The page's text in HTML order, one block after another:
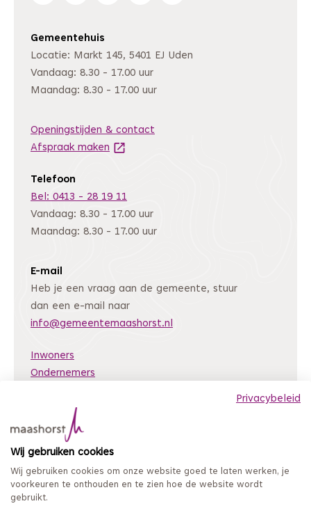
Privacybeleid
Wij gebruiken cookies
Wij gebruiken cookies om onze website goed te laten werken, je
voorkeuren te onthouden en te zien hoe de website wordt
gebruikt.
Gemeentehuis
Locatie: Markt 145, 5401 EJ Uden
Vandaag: 8.30 - 17.00 uur
Maandag: 8.30 - 17.00 uur
Openingstijden & contact
Afspraak maken (Deze link gaat naar een andere
Telefoon
Bel: 0413 - 28 19 11
Vandaag: 8.30 - 17.00 uur
Maandag: 8.30 - 17.00 uur
E-mail
Heb je een vraag aan de gemeente, stuur
dan een e-mail naar
info@gemeentemaashorst.nl
Inwoners
Ondernemers
Archiefweb(Deze link gaat naar een andere website)
Coordinated Vulnerability Disclosure
Mijn loket
Privacy en persoonsgegevens